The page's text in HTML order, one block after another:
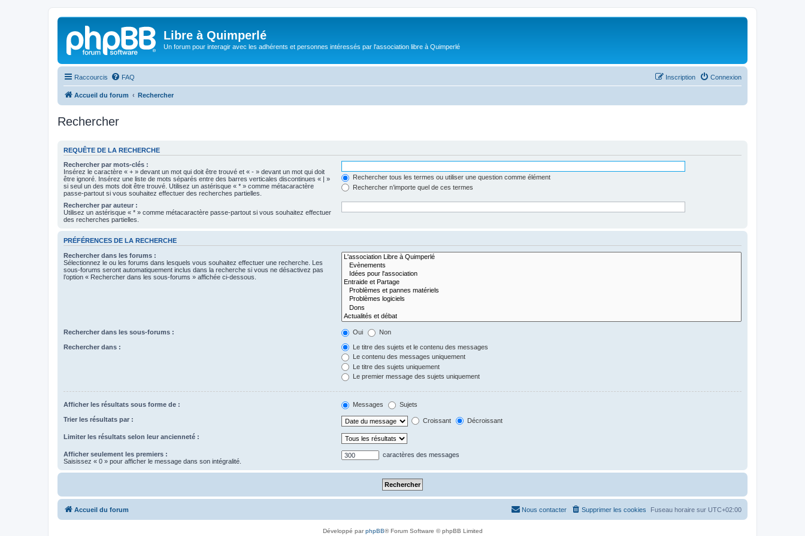
Libre à Quimperlé
Un forum pour interagir avec les adhérents et personnes intéressés par l'association libre à Quimperlé
Raccourcis FAQ Connexion
Inscription
Accueil du forum Rechercher
Rechercher
REQUÊTE DE LA RECHERCHE
Rechercher par mots-clés :
Insérez le caractère « + » devant un mot qui doit être trouvé et « - » devant un mot qui doit
être ignoré. Insérez une liste de mots séparés entre des barres verticales discontinues « | »
si seul un des mots doit être trouvé. Utilisez un astérisque « * » comme métacaractère
passe-partout si vous souhaitez effectuer des recherches partielles.
Rechercher tous les termes ou utiliser une question comme élément
Rechercher n’importe quel de ces termes
Rechercher par auteur :
Utilisez un astérisque « * » comme métacaractère passe-partout si vous souhaitez effectuer
des recherches partielles.
PRÉFÉRENCES DE LA RECHERCHE
Rechercher dans les forums :
Sélectionnez le ou les forums dans lesquels vous souhaitez effectuer une recherche. Les
sous-forums seront automatiquement inclus dans la recherche si vous ne désactivez pas
l’option « Rechercher dans les sous-forums » affichée ci-dessous.
Rechercher dans les sous-forums : Oui Non
Rechercher dans :
Le titre des sujets et le contenu des messages
Le contenu des messages uniquement
Le titre des sujets uniquement
Le premier message des sujets uniquement
Afficher les résultats sous forme de : Messages Sujets
Trier les résultats par : Croissant Décroissant
Limiter les résultats selon leur ancienneté :
Afficher seulement les premiers :
Saisissez « 0 » pour afficher le message dans son intégralité.
caractères des messages
Accueil du forum Fuseau horaire sur UTC+02:00
Supprimer les cookies
Nous contacter
Développé parphpBB® Forum Software © phpBB Limited